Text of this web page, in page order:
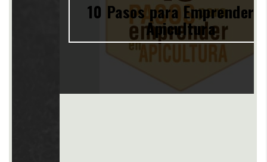
10 Pasos para Emprender en
Apicultura